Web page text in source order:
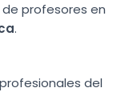
profesores en
.
del